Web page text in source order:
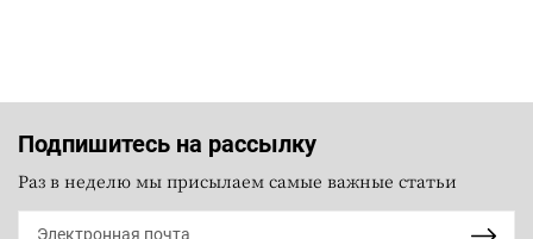
Подпишитесь на рассылку
Раз в неделю мы присылаем самые важные статьи